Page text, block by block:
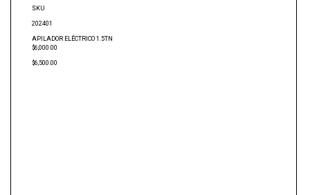
SKU
202401
APILADOR ELÉCTRICO 1.5TN
$6,000.00
$6,500.00